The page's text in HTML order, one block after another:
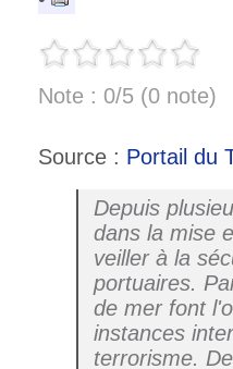
Note : 0/5 (0 note)
Source : Portail du
Depuis
dans la mise
veiller à la
portuaires.
de mer font
instances
terrorisme.